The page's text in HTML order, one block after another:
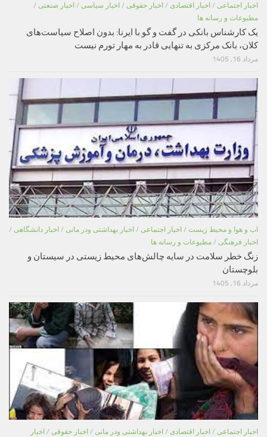
اخبار اجتماعی / اخبار اقتصادی / اخبار حقوقی / اخبار سیاسی / اخبار صنعتی /
مطبوعات و رسانه ها
یک کارشناس بانکی در گفت و گو با ایرنا: بدون اصلاح سیاست‌های
کلان، بانک مرکزی به تنهایی قادر به مهار تورم نیست
مرداد 16, 1405
اب و هوا و محیط زیست / اخبار اجتماعی / اخبار بهداشتی ودر مانی / اخبار دانشگاهی /
اخبار فرهنگی / مطبوعات و رسانه ها
زنگ خطر سلامت در سایه چالش‌های محیط زیستی در سیستان و
بلوچستان
مرداد 16, 1405
اخبار اجتماعی / اخبار اقتصادی / اخبار بهداشتی ودر مانی / اخبار حقوقی / اخبار